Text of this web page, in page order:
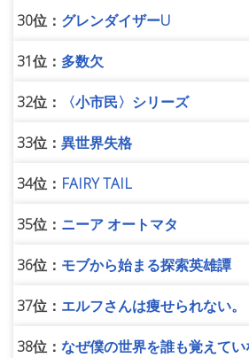
30位： グレンダイザーU
31位： 多数欠
32位： 〈小市民〉シリーズ
33位： 異世界失格
34位： FAIRY TAIL
35位： ニーア オートマタ
36位： モブから始まる探索英雄譚
37位： エルフさんは痩せられない。
38位： なぜ僕の世界を誰も覚えてい